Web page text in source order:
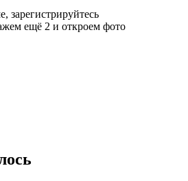
зарегистрируйтесь
ещё 2 и откроем фото